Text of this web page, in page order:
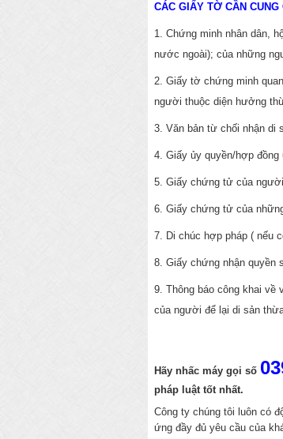
CÁC GIẤY TỜ CẦN CUNG
1. Chứng minh nhân dân,
nước ngoài); của những
2. Giấy tờ chứng minh
người thuộc diện hưởng
3. Văn bản từ chối nhận di
4. Giấy ủy quyền/hợp
5. Giấy chứng tử của
6. Giấy chứng tử của
7. Di chúc hợp pháp ( nếu
8. Giấy chứng nhận
9. Thông báo công khai
của người để lại di sản
Hãy nhấc máy gọi số
pháp luậttốt nhất.
Công ty chúng tôi luôn có
ứng đầy đủ yêu cầu của